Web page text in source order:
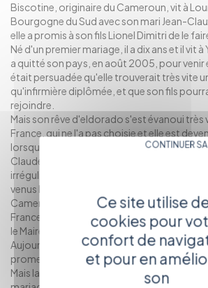
Biscotine, originaire du Cameroun, vit à
Bourgogne du Sud avec son mari Jean-
elle a promis à son fils Lionel Dimitri de le
Né d'un premier mariage, il a dix ans et il vit
a quitté son pays, en août 2005, pour venir
était persuadée qu'elle trouverait très vite
qu'infirmière diplômée, et que son fils
rejoindre.
Mais son rêve d'eldorado s'est évanoui très
France, qui ne l'a pas choisie et elle est
lorsque son visa tourisme a expiré.
Claude, elle a repris espoir. Mais bien que
irrégulière en France : au printemps 2007,
venus l'arrêter chez elle. Aussitôt jugée, elle
Cameroun : Biscotine est revenue au bout
France, son visa en poche, grâce au
le Maire de son village.
Aujourd'hui elle travaille à l'hôpital de Cluny
promesse faire à son fils : le faire venir
Mais la France, qui lui a remis un "livret de
Ce site utilise
cookies pour
confort de
et pour en
son
CONTINUER